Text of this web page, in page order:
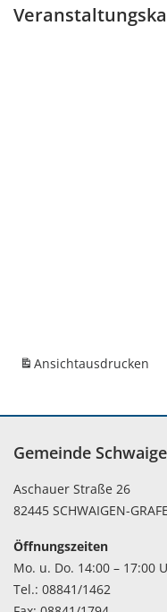
Ansichtausdrucken
Gemeinde
Aschauer Straße 26
82445 SCHWAIGEN-
Öffnungszeiten
Mo. u. Do. 14:00 – 17:00
Tel.: 08841/1462